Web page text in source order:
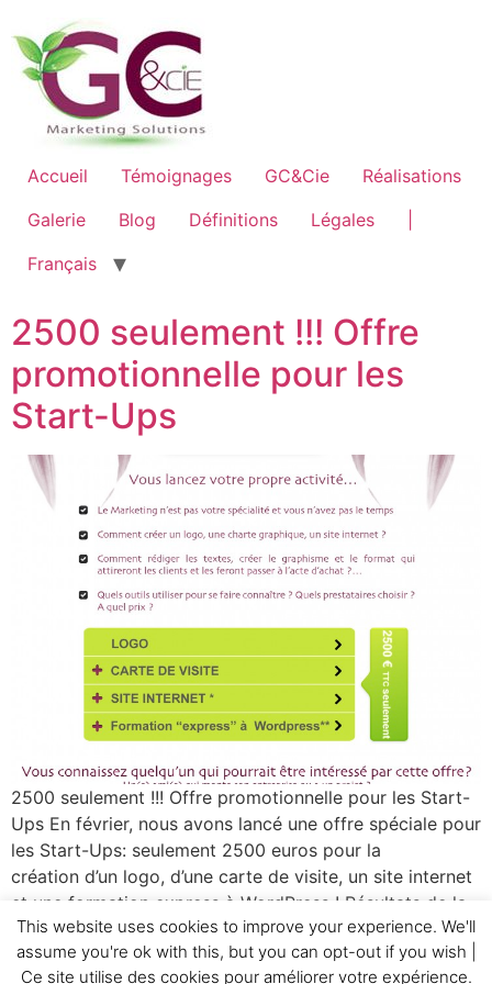
Accueil Témoignages GC&Cie
Réalisations
Galerie
Blog Définitions Légales
Français
2500 seulement !!! Offre
promotionnelle pour les
Start-Ups
2500 seulement !!! Offre promotionnelle pour les Start-
Ups En février, nous avons lancé une offre spéciale pour
les Start-Ups: seulement 2500 euros pour la
création d’un logo, d’une carte de visite, un site internet
et une formation express à WordPress ! Résultats de la
campagne e-mailing: Taux d’ouverture: 33,8% Taux de
clic: 3,2% Pas mal !
This website uses cookies to improve your experience. We'll
assume you're ok with this, but you can opt-out if you wish |
Ce site utilise des cookies pour améliorer votre expérience.